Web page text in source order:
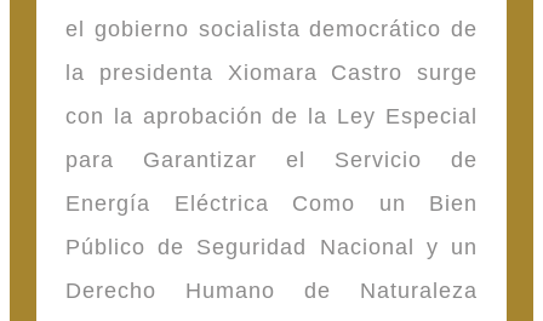
el gobierno socialista democrático de
la presidenta Xiomara Castro surge
con la aprobación de la Ley Especial
para Garantizar el Servicio de
Energía Eléctrica Como un Bien
Público de Seguridad Nacional y un
Derecho Humano de Naturaleza